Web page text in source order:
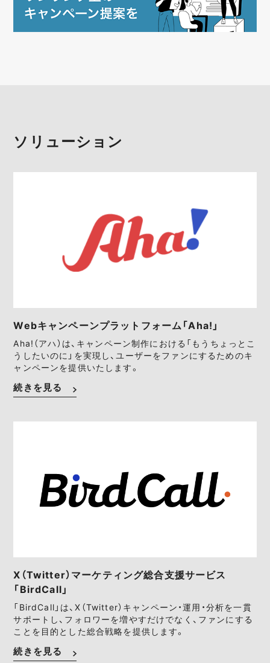
ソリューション
Webキャンペーンプラットフォーム「Aha!」
Aha!（アハ）は、キャンペーン制作における「もうちょっとこ
うしたいのに」を実現し、ユーザーをファンにするためのキ
ャンペーンを提供いたします。
続きを見る
X（Twitter）マーケティング総合支援サービス
「BirdCall」
「BirdCall」は、X（Twitter）キャンペーン・運用・分析を一貫
サポートし、フォロワーを増やすだけでなく、ファンにする
ことを目的とした総合戦略を提供します。
続きを見る